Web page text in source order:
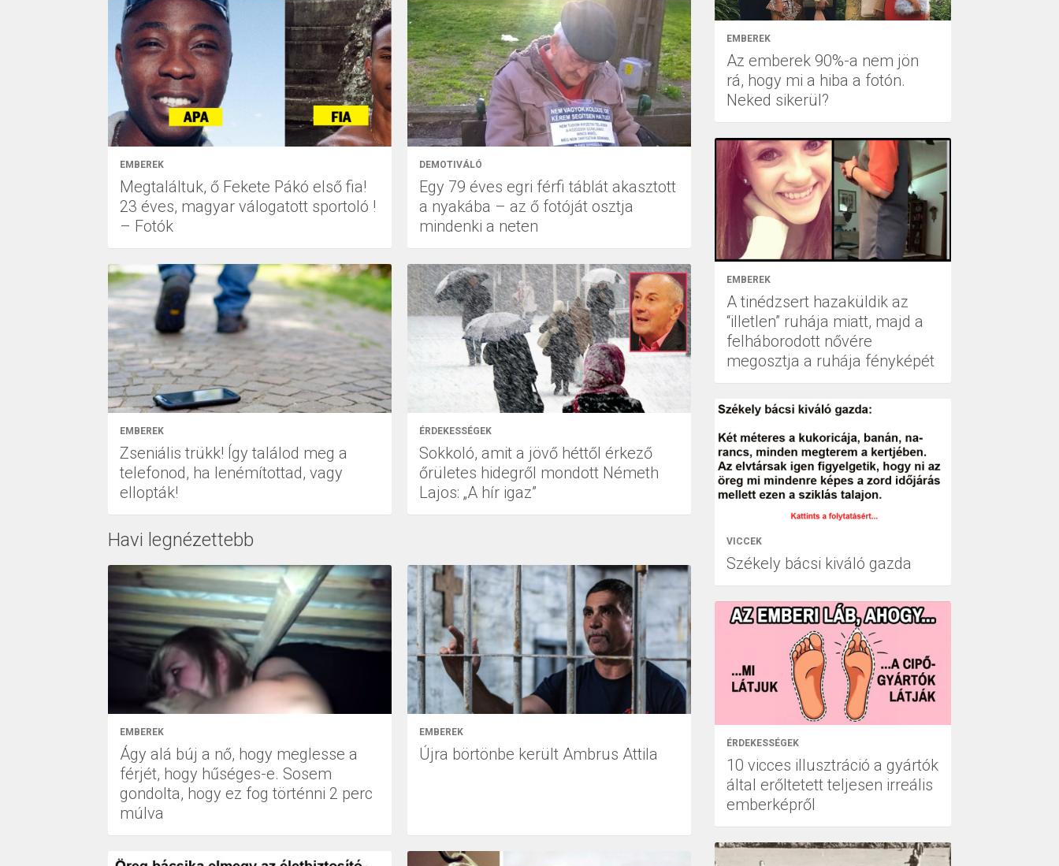
EMBEREK
Megtaláltuk, ő Fekete Pákó első fia!
23 éves, magyar válogatott sportoló !
– Fotók
DEMOTIVÁLÓ
Egy 79 éves egri férfi táblát akasztott
a nyakába – az ő fotóját osztja
mindenki a neten
EMBEREK
Zseniális trükk! Így találod meg a
telefonod, ha lenémítottad, vagy
ellopták!
ÉRDEKESSÉGEK
Sokkoló, amit a jövő héttől érkező
őrületes hidegről mondott Németh
Lajos: „A hír igaz”
Havi legnézettebb
EMBEREK
Ágy alá búj a nő, hogy meglesse a
férjét, hogy hűséges-e. Sosem
gondolta, hogy ez fog történni 2 perc
múlva
EMBEREK
Újra börtönbe került Ambrus Attila
EMBEREK
Az emberek 90%-a nem jön
rá, hogy mi a hiba a fotón.
Neked sikerül?
EMBEREK
A tinédzsert hazaküldik az
“illetlen” ruhája miatt, majd a
felháborodott nővére
megosztja a ruhája fényképét
VICCEK
Székely bácsi kiváló gazda
ÉRDEKESSÉGEK
10 vicces illusztráció a gyártók
által erőltetett teljesen irreális
emberképről